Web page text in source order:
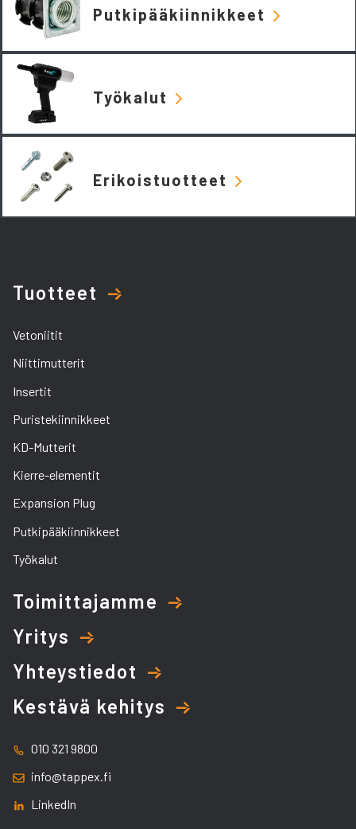
Putkipääkiinnikkeet
Työkalut
Erikoistuotteet
Tuotteet
Vetoniitit
Niittimutterit
Insertit
Puristekiinnikkeet
KD-Mutterit
Kierre-elementit
Expansion Plug
Putkipääkiinnikkeet
Työkalut
Toimittajamme
Yritys
Yhteystiedot
Kestävä kehitys
010 321 9800
info@tappex.fi
LinkedIn